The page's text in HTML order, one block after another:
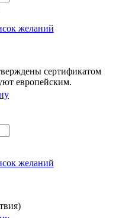
желаний
сертификатом
европейским.
желаний